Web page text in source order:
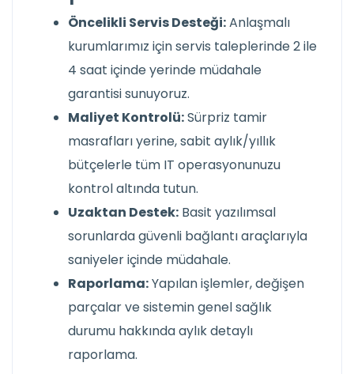
Öncelikli Servis Desteği:Anlaşmalı
kurumlarımız için servis taleplerinde 2 ile
4 saat içinde yerinde müdahale
garantisi sunuyoruz.
Maliyet Kontrolü:Sürpriz tamir
masrafları yerine, sabit aylık/yıllık
bütçelerle tüm IT operasyonunuzu
kontrol altında tutun.
Uzaktan Destek: Basit yazılımsal
sorunlarda güvenli bağlantı araçlarıyla
saniyeler içinde müdahale.
Raporlama:Yapılan işlemler, değişen
parçalar ve sistemin genel sağlık
durumu hakkında aylık detaylı
raporlama.